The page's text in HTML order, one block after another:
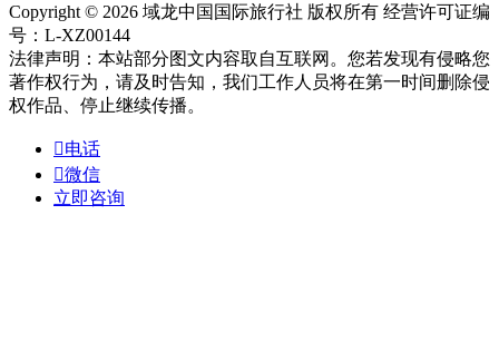
Copyright © 2026 域龙中国国际旅行社 版权所有 经营许可证编
号：L-XZ00144
法律声明：本站部分图文内容取自互联网。您若发现有侵略您
著作权行为，请及时告知，我们工作人员将在第一时间删除侵
权作品、停止继续传播。
电话
微信
立即咨询